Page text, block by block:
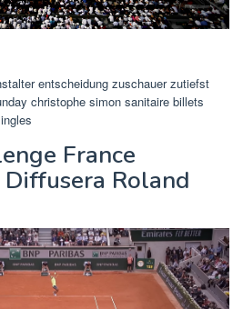
entscheidung zuschauer zutiefst
christophe simon sanitaire billets
France
Roland